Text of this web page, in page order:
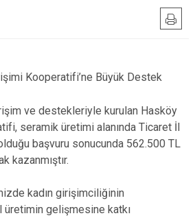
Kooperatifi’ne Büyük Destek
ve destekleriyle kurulan Hasköy
seramik üretimi alanında Ticaret İl
başvuru sonucunda 562.500 TL
kazanmıştır.
kadın girişimciliğinin
gelişmesine katkı